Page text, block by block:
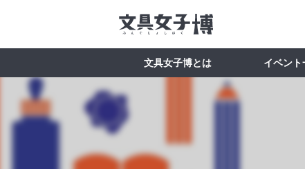
文具女子博とは イベント